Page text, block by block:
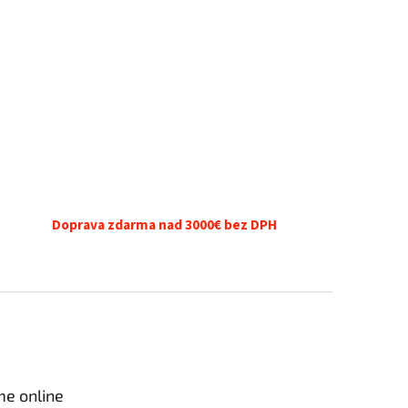
Doprava zdarma nad 3000€ bez DPH
online